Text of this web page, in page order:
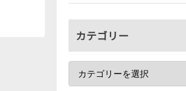
カテゴリー